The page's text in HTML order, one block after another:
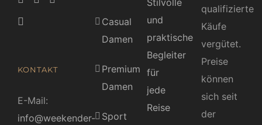
KONTAKT
E-Mail:
info@weekender-
Casual
Damen
Premium
Damen
Sport
Stilvolle
und
praktische
Begleiter
für
jede
Reise
qualifizierte
Käufe
vergütet.
Preise
können
sich seit
der